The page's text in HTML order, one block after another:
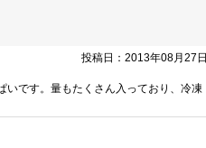
投稿日：2013年08月27日
いです。量もたくさん入っており、冷凍